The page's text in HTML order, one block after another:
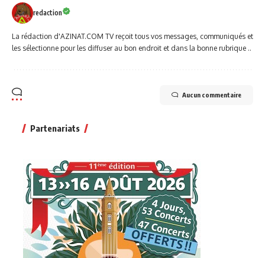
redaction
La rédaction d'AZINAT.COM TV reçoit tous vos messages, communiqués et
les sélectionne pour les diffuser au bon endroit et dans la bonne rubrique ..
Aucun commentaire
Partenariats